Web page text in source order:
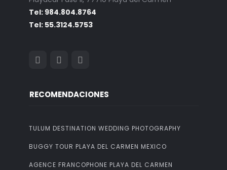
Tel: 984.804.8764
Tel: 55.3124.5753
RECOMENDACIONES
TULUM DESTINATION WEDDING PHOTOGRAPHY
BUGGY TOUR PLAYA DEL CARMEN MEXICO
AGENCE FRANCOPHONE PLAYA DEL CARMEN